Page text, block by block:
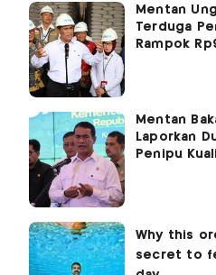
Mentan
Terduga
Rampok
Mentan
Laporkan
Penipu